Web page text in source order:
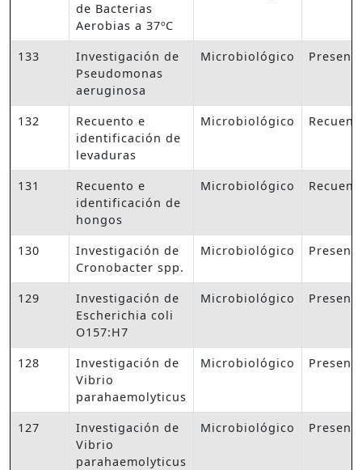
de Bacterias
Aerobias a 37ºC
133
Investigación de
Pseudomonas
aeruginosa
Microbiológico
132
Recuento e
identificación de
levaduras
Microbiológico
131
Recuento e
identificación de
hongos
Microbiológico
130
Investigación de
Cronobacter spp.
Microbiológico
129
Investigación de
Escherichia coli
O157:H7
Microbiológico
128
Investigación de
Vibrio
parahaemolyticus
Microbiológico
127
Investigación de
Vibrio
parahaemolyticus
Microbiológico